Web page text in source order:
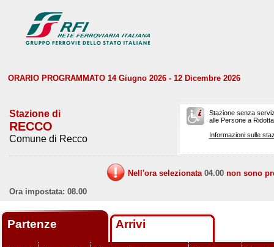
ORARIO PROGRAMMATO 14 Giugno 2026 - 12 Dicembre 2026
Stazione di
RECCO
Comune di Recco
Stazione senza
alle Persone a
Informazioni sulle
Nell'ora selezionata 04.00 non sono
Ora impostata: 08.00
Partenze Arrivi